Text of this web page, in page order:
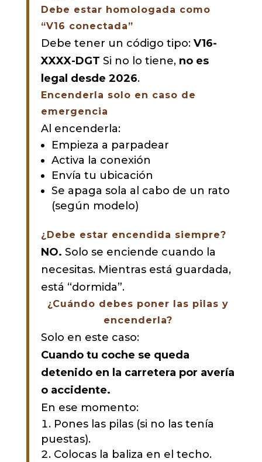
Debe estar homologada como
“V16 conectada”
Debe tener un código tipo: V16-
XXXX-DGT Si no lo tiene, no es
legal desde 2026.
Encenderla solo en caso de
emergencia
Al encenderla:
Empieza a parpadear
Activa la conexión
Envía tu ubicación
Se apaga sola al cabo de un rato
(según modelo)
¿Debe estar encendida siempre?
NO. Solo se enciende cuando la
necesitas. Mientras está guardada,
está “dormida”.
¿Cuándo debes poner las pilas y
encenderla?
Solo en este caso:
Cuando tu coche se queda
detenido en la carretera por avería
o accidente.
En ese momento:
Pones las pilas (si no las tenía
puestas).
Colocas la baliza en el techo.